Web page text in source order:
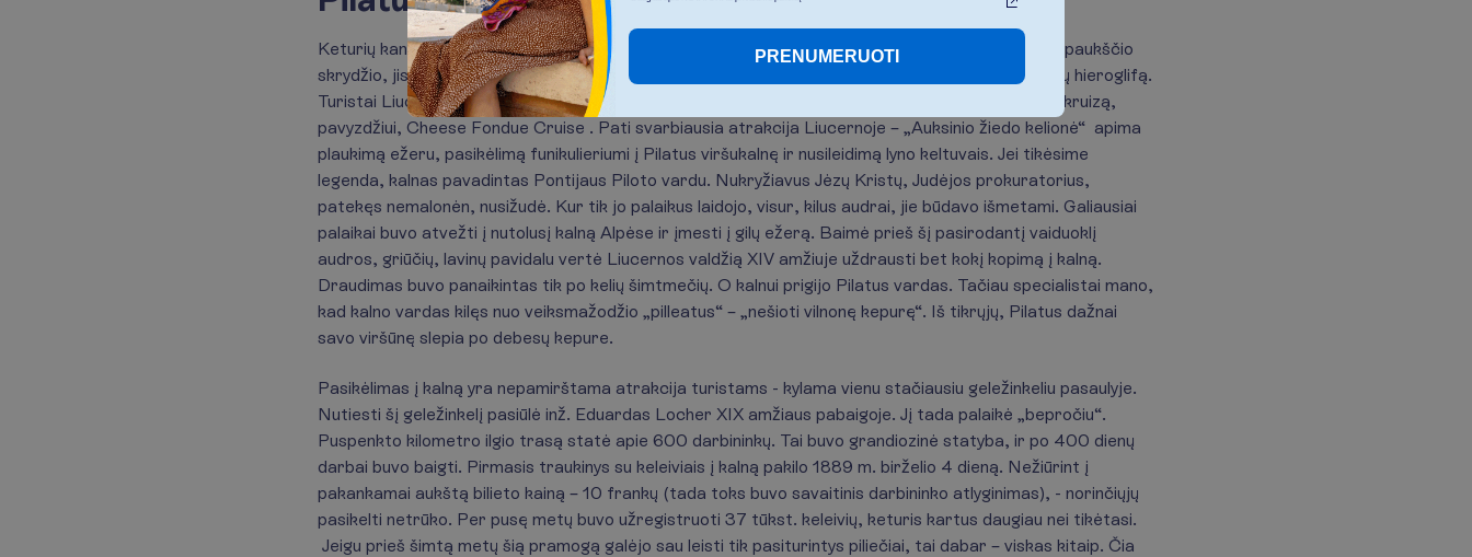
Keturių kantonų ežeras laikomas gražiausiu Šveicarijoje. Jeigu Liucernoje pažvelgume į ežerą iš paukščio
skrydžio, jis atrodytų panašus į trigalvį drakoną su ilga išlenkta uodega arba į nesuprantamą kinų hieroglifą.
Turistai Liucernoje renkasi plaukiojimą po ežerą visai dienai ar porai valandų, ar kurį nors teminį kruizą,
pavyzdžiui, Cheese Fondue Cruise . Pati svarbiausia atrakcija Liucernoje – „Auksinio žiedo kelionė“ apima
plaukimą ežeru, pasikėlimą funikulieriumi į Pilatus viršukalnę ir nusileidimą lyno keltuvais. Jei tikėsime
legenda, kalnas pavadintas Pontijaus Piloto vardu. Nukryžiavus Jėzų Kristų, Judėjos prokuratorius,
patekęs nemalonėn, nusižudė. Kur tik jo palaikus laidojo, visur, kilus audrai, jie būdavo išmetami. Galiausiai
palaikai buvo atvežti į nutolusį kalną Alpėse ir įmesti į gilų ežerą. Baimė prieš šį pasirodantį vaiduoklį
audros, griūčių, lavinų pavidalu vertė Liucernos valdžią XIV amžiuje uždrausti bet kokį kopimą į kalną.
Draudimas buvo panaikintas tik po kelių šimtmečių. O kalnui prigijo Pilatus vardas. Tačiau specialistai mano,
kad kalno vardas kilęs nuo veiksmažodžio „pilleatus“ – „nešioti vilnonę kepurę“. Iš tikrųjų, Pilatus dažnai
savo viršūnę slepia po debesų kepure.
Pasikėlimas į kalną yra nepamirštama atrakcija turistams - kylama vienu stačiausiu geležinkeliu pasaulyje.
Nutiesti šį geležinkelį pasiūlė inž. Eduardas Locher XIX amžiaus pabaigoje. Jį tada palaikė „bepročiu“.
Puspenkto kilometro ilgio trasą statė apie 600 darbininkų. Tai buvo grandiozinė statyba, ir po 400 dienų
darbai buvo baigti. Pirmasis traukinys su keleiviais į kalną pakilo 1889 m. birželio 4 dieną. Nežiūrint į
pakankamai aukštą bilieto kainą – 10 frankų (tada toks buvo savaitinis darbininko atlyginimas), - norinčiųjų
pasikelti netrūko. Per pusę metų buvo užregistruoti 37 tūkst. keleivių, keturis kartus daugiau nei tikėtasi.
Jeigu prieš šimtą metų šią pramogą galėjo sau leisti tik pasiturintys piliečiai, tai dabar – viskas kitaip. Čia
PRENUMERUOTI